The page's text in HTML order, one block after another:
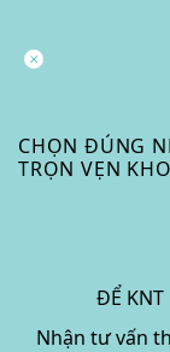
CHỌN ĐÚNG
TRỌN VẸN
ĐỂ KNT
Nhận tư vấn